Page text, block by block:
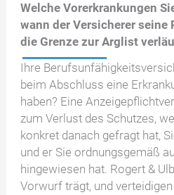
Welche Vorerkrankungen
wann der Versicherer seine
die Grenze zur Arglist
Ihre
beim Abschluss eine
haben? Eine
zum Verlust des Schutzes,
konkret danach gefragt hat,
und er Sie ordnungsgemäß
hingewiesen hat. Rogert &
Vorwurf trägt, und